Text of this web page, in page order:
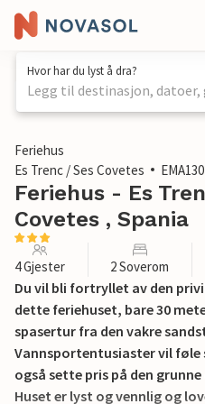
Hvor har du lyst å dra?
Legg til destinasjon,
1 / 29
Feriehus
Es Trenc / Ses Covetes
EMA130
Feriehus - Es
Covetes , Spania
4 Gjester 2 Soverom
Du vil bli fortryllet av den
dette feriehuset, bare 30
spasertur fra den vakre
Vannsportentusiaster vil føle
også sette pris på den
Huset er lyst og vennlig og